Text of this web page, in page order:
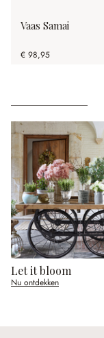
Vaas Samai
€ 98,95
Let it bloom
Nu ontdekken